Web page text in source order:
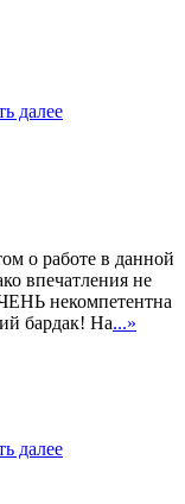
далее
о работе в данной
впечатления не
некомпетентна
бардак! На...»
далее